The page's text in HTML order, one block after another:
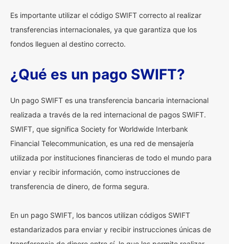
Es importante utilizar el código SWIFT correcto al realizar
transferencias internacionales, ya que garantiza que los
fondos lleguen al destino correcto.
¿Qué es un pago SWIFT?
Un pago SWIFT es una transferencia bancaria internacional
realizada a través de la red internacional de pagos SWIFT.
SWIFT, que significa Society for Worldwide Interbank
Financial Telecommunication, es una red de mensajería
utilizada por instituciones financieras de todo el mundo para
enviar y recibir información, como instrucciones de
transferencia de dinero, de forma segura.
En un pago SWIFT, los bancos utilizan códigos SWIFT
estandarizados para enviar y recibir instrucciones únicas de